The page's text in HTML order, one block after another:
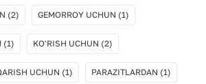
(2) GEMORROY UCHUN (1)
(1) KO'RISH UCHUN (2)
UCHUN (1) PARAZITLARDAN (1)